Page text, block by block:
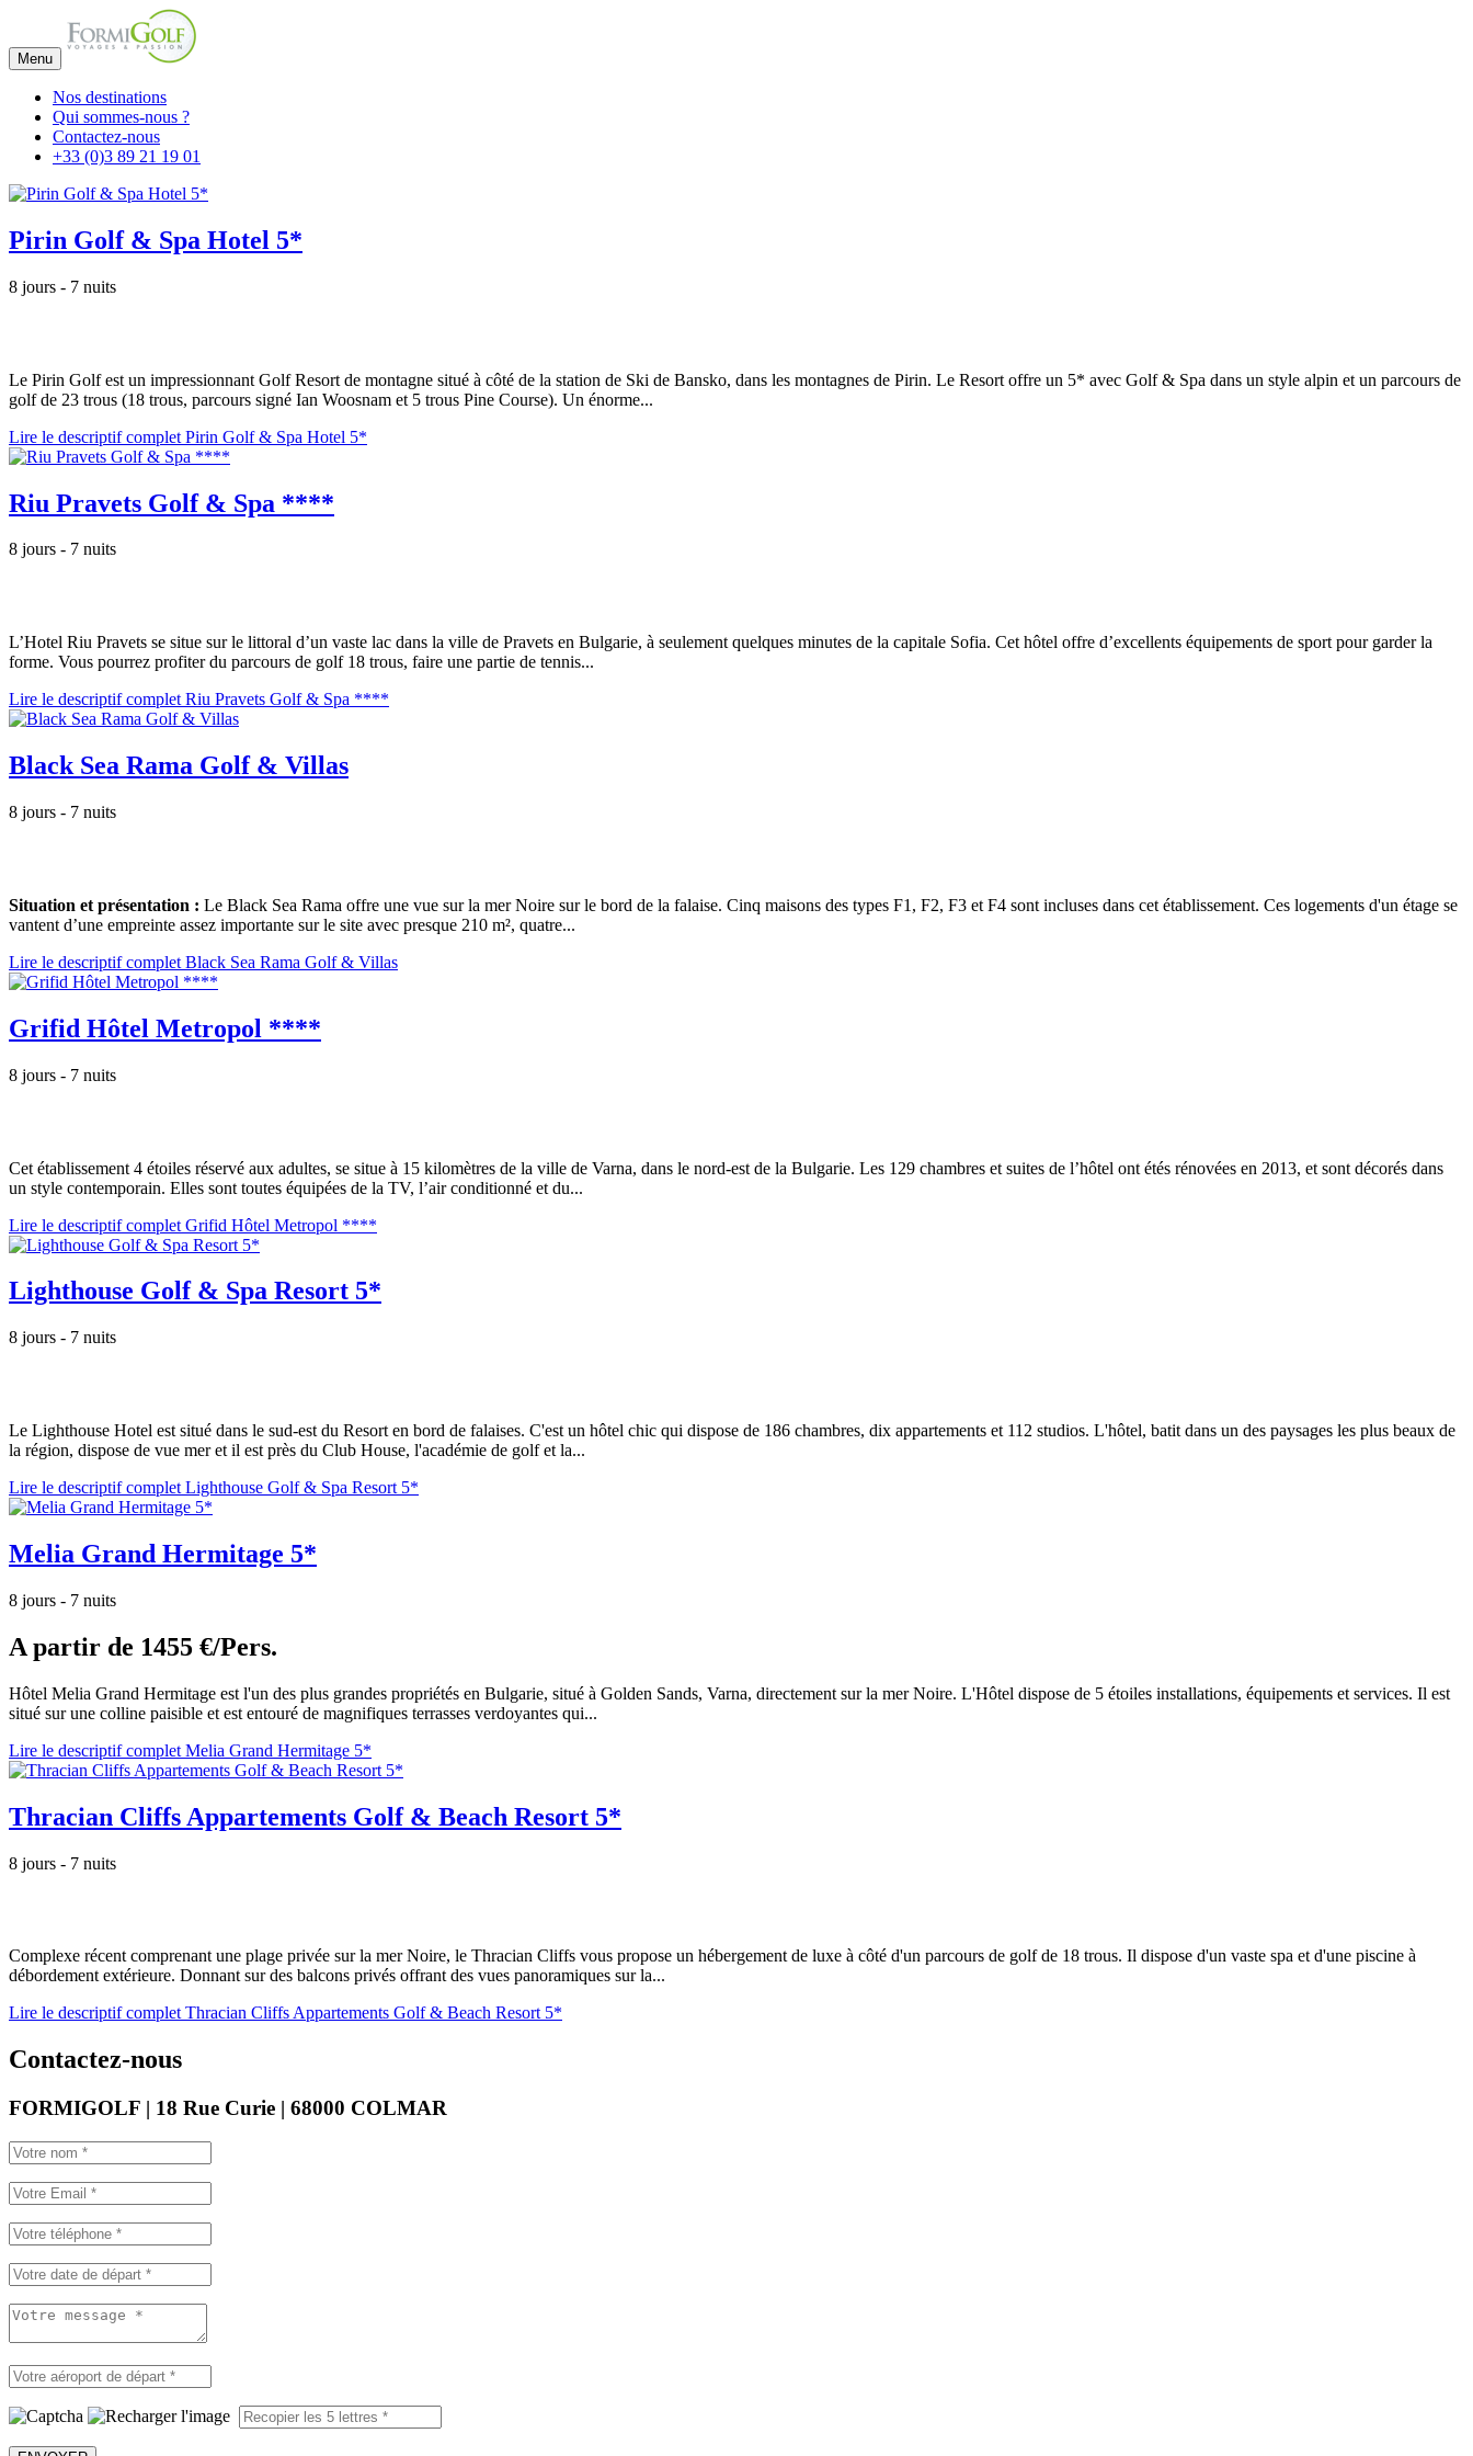
Menu
Nos destinations
Qui sommes-nous ?
Contactez-nous
+33 (0)3 89 21 19 01
Pirin Golf & Spa Hotel 5*
8 jours - 7 nuits
Le Pirin Golf est un impressionnant Golf Resort de montagne situé à côté de la station de Ski de Bansko, dans les montagnes de Pirin. Le Resort offre un 5* avec Golf & Spa dans un style alpin et un parcours de
golf de 23 trous (18 trous, parcours signé Ian Woosnam et 5 trous Pine Course). Un énorme...
Lire le descriptif complet Pirin Golf & Spa Hotel 5*
Riu Pravets Golf & Spa ****
8 jours - 7 nuits
L’Hotel Riu Pravets se situe sur le littoral d’un vaste lac dans la ville de Pravets en Bulgarie, à seulement quelques minutes de la capitale Sofia. Cet hôtel offre d’excellents équipements de sport pour garder la
forme. Vous pourrez profiter du parcours de golf 18 trous, faire une partie de tennis...
Lire le descriptif complet Riu Pravets Golf & Spa ****
Black Sea Rama Golf & Villas
8 jours - 7 nuits
Situation et présentation : Le Black Sea Rama offre une vue sur la mer Noire sur le bord de la falaise. Cinq maisons des types F1, F2, F3 et F4 sont incluses dans cet établissement. Ces logements d'un étage se
vantent d’une empreinte assez importante sur le site avec presque 210 m², quatre...
Lire le descriptif complet Black Sea Rama Golf & Villas
Grifid Hôtel Metropol ****
8 jours - 7 nuits
Cet établissement 4 étoiles réservé aux adultes, se situe à 15 kilomètres de la ville de Varna, dans le nord-est de la Bulgarie. Les 129 chambres et suites de l’hôtel ont étés rénovées en 2013, et sont décorés dans
un style contemporain. Elles sont toutes équipées de la TV, l’air conditionné et du...
Lire le descriptif complet Grifid Hôtel Metropol ****
Lighthouse Golf & Spa Resort 5*
8 jours - 7 nuits
Le Lighthouse Hotel est situé dans le sud-est du Resort en bord de falaises. C'est un hôtel chic qui dispose de 186 chambres, dix appartements et 112 studios. L'hôtel, batit dans un des paysages les plus beaux de
la région, dispose de vue mer et il est près du Club House, l'académie de golf et la...
Lire le descriptif complet Lighthouse Golf & Spa Resort 5*
Melia Grand Hermitage 5*
8 jours - 7 nuits
A partir de 1455 €/Pers.
Hôtel Melia Grand Hermitage est l'un des plus grandes propriétés en Bulgarie, situé à Golden Sands, Varna, directement sur la mer Noire. L'Hôtel dispose de 5 étoiles installations, équipements et services. Il est
situé sur une colline paisible et est entouré de magnifiques terrasses verdoyantes qui...
Lire le descriptif complet Melia Grand Hermitage 5*
Thracian Cliffs Appartements Golf & Beach Resort 5*
8 jours - 7 nuits
Complexe récent comprenant une plage privée sur la mer Noire, le Thracian Cliffs vous propose un hébergement de luxe à côté d'un parcours de golf de 18 trous. Il dispose d'un vaste spa et d'une piscine à
débordement extérieure. Donnant sur des balcons privés offrant des vues panoramiques sur la...
Lire le descriptif complet Thracian Cliffs Appartements Golf & Beach Resort 5*
Contactez-nous
FORMIGOLF | 18 Rue Curie | 68000 COLMAR